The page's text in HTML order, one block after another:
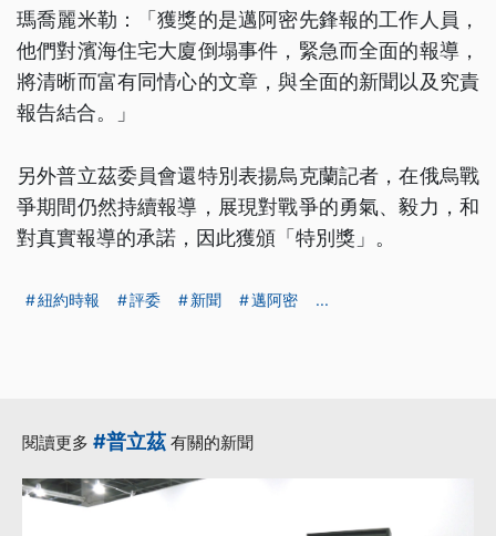
瑪喬麗米勒：「獲獎的是邁阿密先鋒報的工作人員，
他們對濱海住宅大廈倒塌事件，緊急而全面的報導，
將清晰而富有同情心的文章，與全面的新聞以及究責
報告結合。」
另外普立茲委員會還特別表揚烏克蘭記者，在俄烏戰
爭期間仍然持續報導，展現對戰爭的勇氣、毅力，和
對真實報導的承諾，因此獲頒「特別獎」。
紐約時報 評委 新聞 邁阿密 ...
閱讀更多 #普立茲 有關的新聞